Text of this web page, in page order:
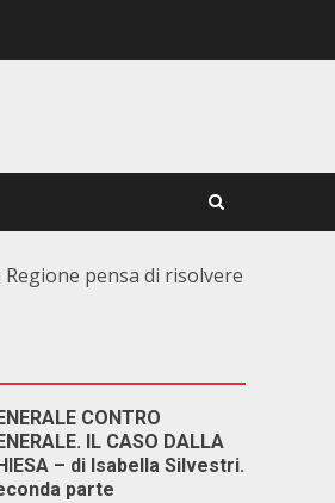
pensa di risolvere
CONTRO
IL CASO DALLA
– di Isabella Silvestri.
parte